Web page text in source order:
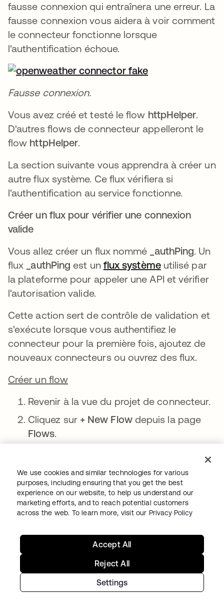
fausse connexion qui entraînera une erreur. La
fausse connexion vous aidera à voir comment
le connecteur fonctionne lorsque
l'authentification échoue.
Fausse connexion.
Vous avez créé et testé le flow httpHelper.
D'autres flows de connecteur appelleront le
flow httpHelper.
La section suivante vous apprendra à créer un
autre flux système. Ce flux vérifiera si
l'authentification au service fonctionne.
Créer un flux pour vérifier une connexion
valide
Vous allez créer un flux nommé
_authPing. Un
flux
_authPing est un flux systèmes’ouvre dans
utilisé par
la plateforme pour appeler une API et vérifier
l'autorisation valide.
Cette action sert de contrôle de validation et
s'exécute lorsque vous authentifiez le
connecteur pour la première fois, ajoutez de
nouveaux connecteurs ou ouvrez des flux.
Créer un flow
Revenir à la vue du projet de connecteur.
Cliquez sur + New Flowdepuis la page
Flows.
Pour enregistrer le flux, cliquez sur
nomdans le coin supérieur gauche.
Entrez_authpingpour leNom.
SaisissezVérification de l’état de la
pour la description.
Cochez l'optionSave all data that passes
through the Flow?option.
We use cookies and similar technologies for various
purposes, including ensuring that you get the best
experience on our website, to help us understand our
marketing efforts, and to reach potential customers
across the web. To learn more, visit our Privacy Policy
Settings
Reject All
Accept All